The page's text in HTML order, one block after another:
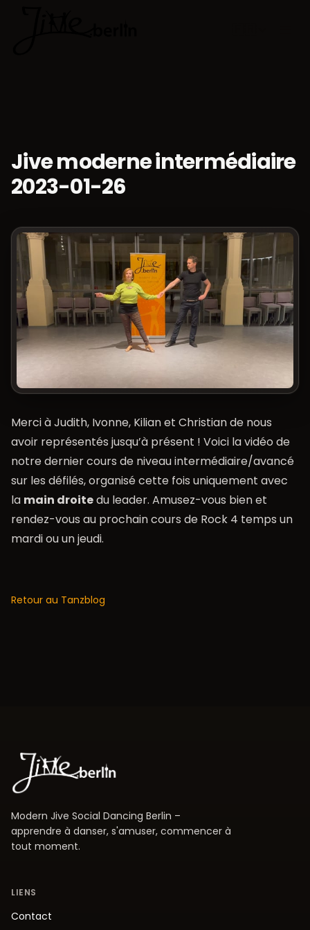
Jive moderne intermédiaire
2023-01-26
Merci à Judith, Ivonne, Kilian et Christian de nous
avoir représentés jusqu’à présent ! Voici la vidéo de
notre dernier cours de niveau intermédiaire/avancé
sur les défilés, organisé cette fois uniquement avec
la main droitedu leader. Amusez-vous bien et
rendez-vous au prochain cours de Rock 4 temps un
mardi ou un jeudi.
Retour au Tanzblog
Modern Jive Social Dancing Berlin –
apprendre à danser, s'amuser, commencer à
tout moment.
LIENS
Contact